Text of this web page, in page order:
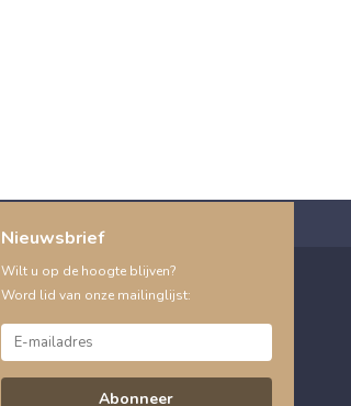
Nieuwsbrief
Wilt u op de hoogte blijven?
Word lid van onze mailinglijst:
Abonneer